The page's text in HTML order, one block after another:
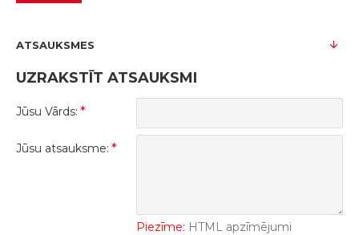
ATSAUKSMES
UZRAKSTĪT ATSAUKSMI
Jūsu Vārds:
Jūsu atsauksme:
Piezīme: HTML apzīmējumi